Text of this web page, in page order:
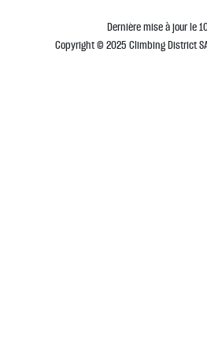
Dernière mise à jour le
Copyright © 2025 Climbing District